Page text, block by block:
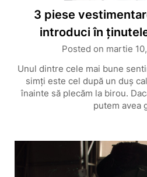
3 piese
introduci în
Posted on martie
Unul dintre cele mai bune
simți este cel după un duș
înainte să plecăm la birou.
putem avea